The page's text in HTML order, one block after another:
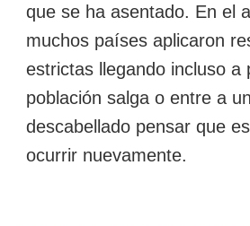
que se ha asentado. En el
muchos países aplicaron
estrictas llegando incluso a
población salga o entre a
descabellado pensar que
ocurrir nuevamente.